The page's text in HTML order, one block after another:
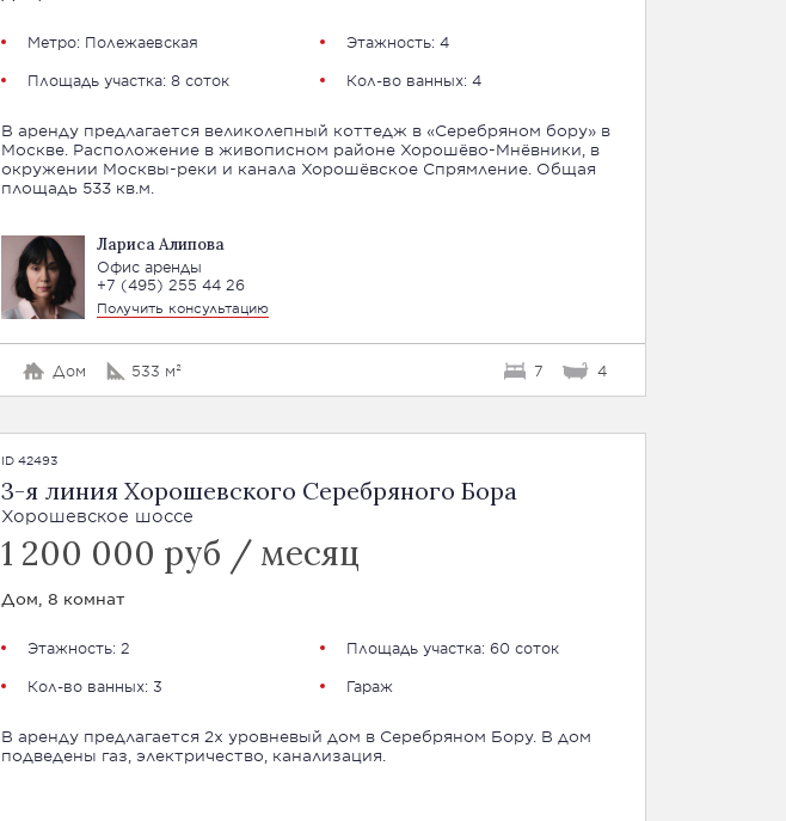
Метро: Полежаевская
Этажность: 4
Площадь участка: 8 соток
Кол-во ванных: 4
В аренду предлагается великолепный коттедж в «Серебряном бору» в
Москве. Расположение в живописном районе Хорошёво-Мнёвники, в
окружении Москвы-реки и канала Хорошёвское Спрямление. Общая
площадь 533 кв.м.
Лариса Алипова
Офис аренды
+7 (495) 255 44 26
Получить консультацию
Дом 533 м² 7 4
ID 42493
3-я линия Хорошевского Серебряного Бора
Хорошевское шоссе
1 200 000 руб / месяц
Дом, 8 комнат
Этажность: 2
Площадь участка: 60 соток
Кол-во ванных: 3
Гараж
В аренду предлагается 2х уровневый дом в Серебряном Бору. В дом
подведены газ, электричество, канализация.